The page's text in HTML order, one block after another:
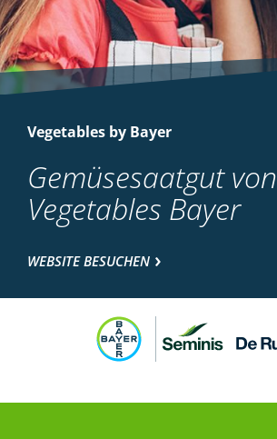
Vegetables by Bayer
Gemüsesaatgut von
Vegetables Bayer
WEBSITE BESUCHEN